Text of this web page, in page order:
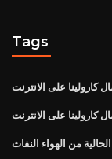
Tags
كارولينا على الانترنت
كارولينا على الانترنت
من الهواء النفاث